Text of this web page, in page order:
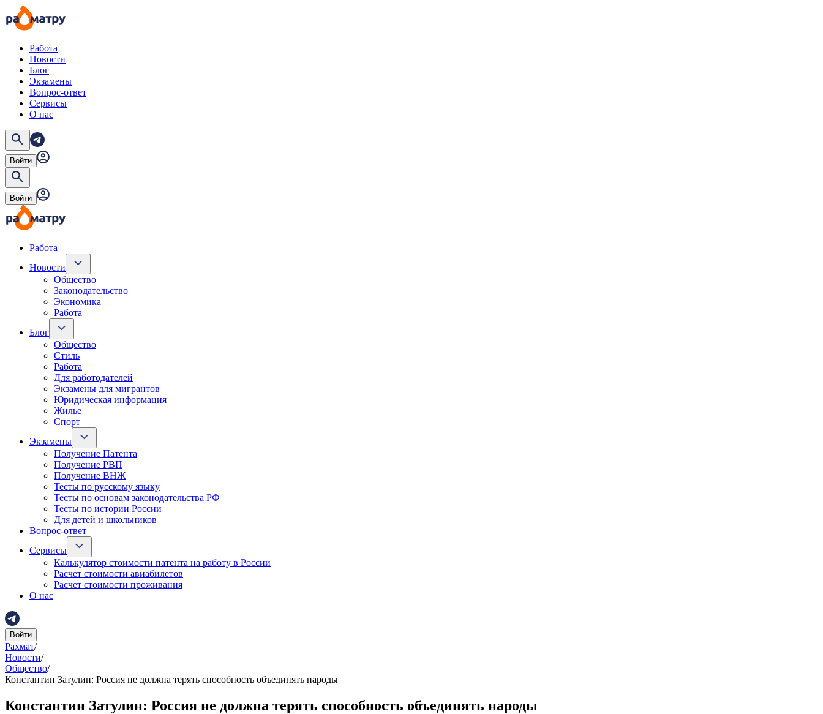
Работа
Новости
Блог
Экзамены
Вопрос-ответ
Сервисы
О нас
Войти
Войти
Работа
Новости
Общество
Законодательство
Экономика
Работа
Блог
Общество
Стиль
Работа
Для работодателей
Экзамены для мигрантов
Юридическая информация
Жилье
Спорт
Экзамены
Получение Патента
Получение РВП
Получение ВНЖ
Тесты по русскому языку
Тесты по основам законодательства РФ
Тесты по истории России
Для детей и школьников
Вопрос-ответ
Сервисы
Калькулятор стоимости патента на работу в России
Расчет стоимости авиабилетов
Расчет стоимости проживания
О нас
Войти
Рахмат/
Новости/
Общество/
Константин Затулин: Россия не должна терять способность объединять народы
Константин Затулин: Россия не должна терять способность объединять народы